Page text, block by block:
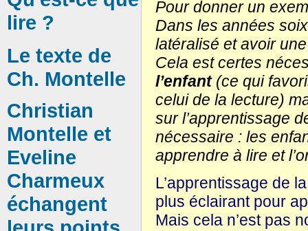
Pour donner un
Dans les années
latéralisé et avoir
Cela est certes
l’enfant(ce qui
celui de la lecture)
sur l’apprentissage
nécessaire : les
apprendre à lire et
L’apprentissage de
plus éclairant pour
Mais cela n’est pas
lire ?
Le texte de
Ch. Montelle
Christian
Montelle et
Eveline
Charmeux
échangent